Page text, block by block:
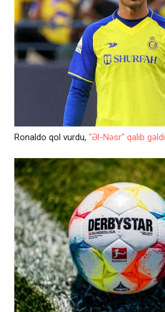
Ronaldo qol vurdu, “Əl-Nəsr“ qalib gəldi